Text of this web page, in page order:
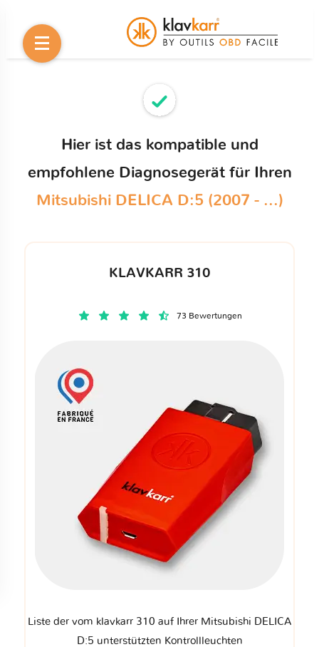
Hier ist das kompatible und
empfohlene Diagnosegerät für Ihren
Mitsubishi DELICA D:5 (2007 - ...)
KLAVKARR 310
73 Bewertungen
Liste der vom klavkarr 310 auf Ihrer Mitsubishi DELICA
D:5 unterstützten Kontrollleuchten